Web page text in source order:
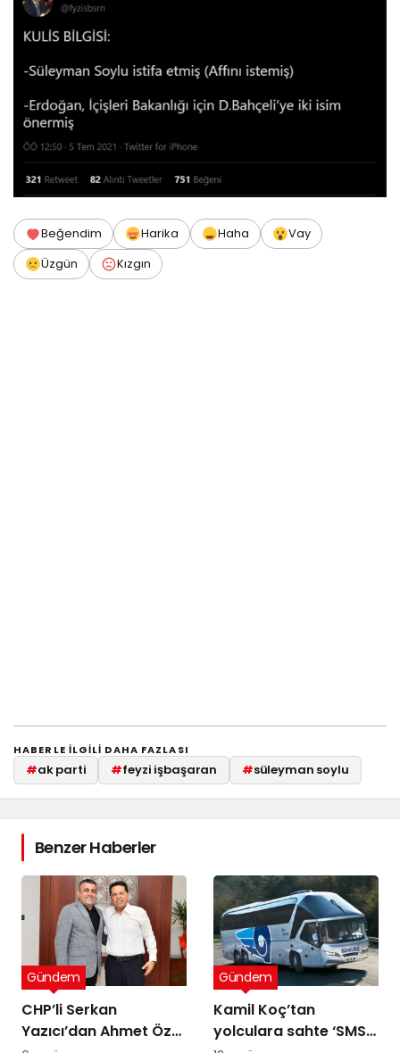
Beğendim Harika Haha
Vay
Üzgün
Kızgın
HABERLE ILGILI DAHA FAZLASI
#ak parti #feyzi işbaşaran #süleyman soylu
Benzer Haberler
CHP’li Serkan
Yazıcı’dan Ahmet Özer
Gündem
Kamil Koç’tan
yolculara sahte ‘SMS’
Gündem